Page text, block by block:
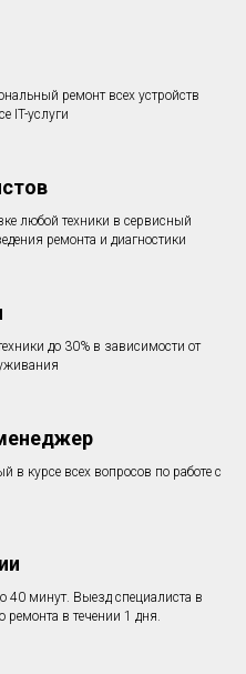
ремонт всех устройств
IT-услуги
любой техники в сервисный
ремонта и диагностики
до 30% в зависимости от
в курсе всех вопросов по работе с
40 минут. Выезд специалиста в
ремонта в течении 1 дня.